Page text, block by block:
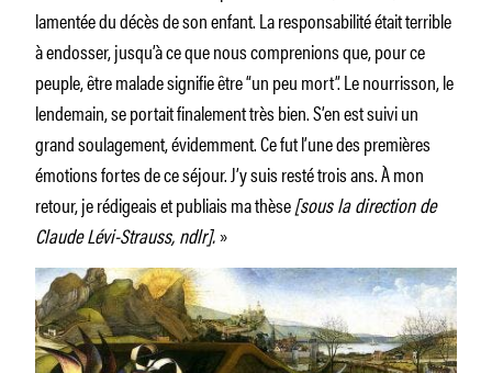
lamentée du décès de son enfant. La responsabilité était terrible
à endosser, jusqu’à ce que nous comprenions que, pour ce
peuple, être malade signifie être “un peu mort”. Le nourrisson, le
lendemain, se portait finalement très bien. S’en est suivi un
grand soulagement, évidemment. Ce fut l’une des premières
émotions fortes de ce séjour. J’y suis resté trois ans. À mon
retour, je rédigeais et publiais ma thèse[sous la direction de
Claude Lévi-Strauss, ndlr].»